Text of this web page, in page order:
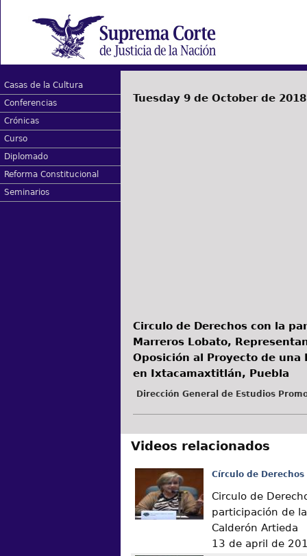
Casas de la Cultura
Conferencias
Crónicas
Curso
Diplomado
Reforma Constitucional
Seminarios
Tuesday 9 de October de 2018
Circulo de Derechos con la
Marreros Lobato,
Oposición al Proyecto de una
en Ixtacamaxtitlán, Puebla
Dirección General de Estudios
Videos relacionados
Círculo de Derechos
Circulo de
participación de
Calderón Artieda
13 de april de